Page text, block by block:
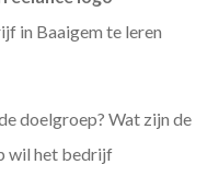
in Baaigem te leren
doelgroep? Wat zijn de
wil het bedrijf